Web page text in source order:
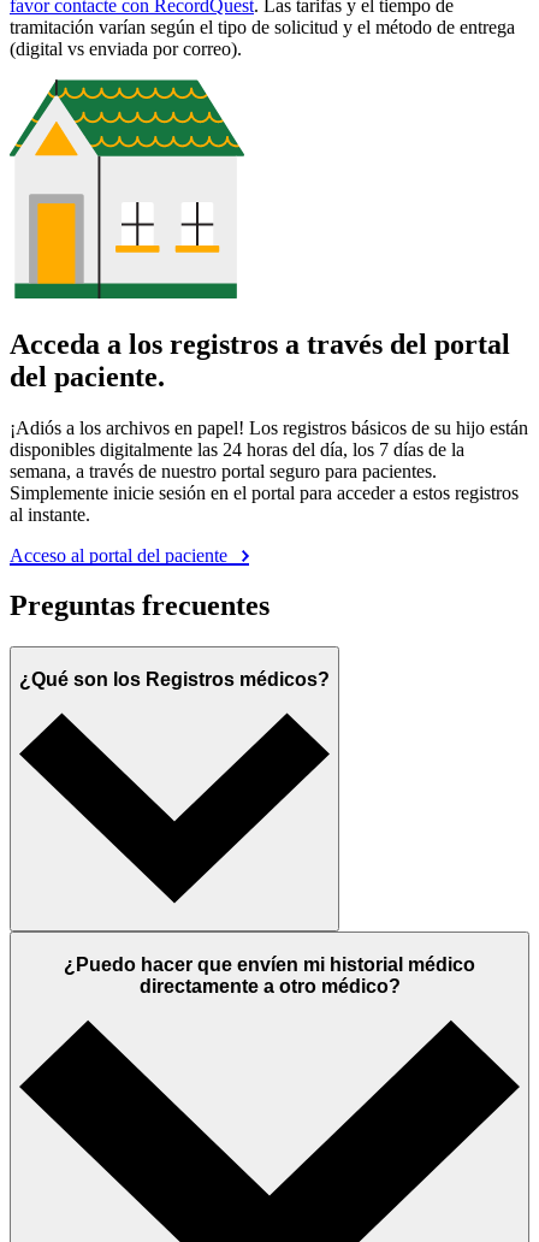
favor contacte con RecordQuest. Las tarifas y el tiempo de
tramitación varían según el tipo de solicitud y el método de entrega
(digital vs enviada por correo).
Acceda a los registros a través del portal
del paciente.
¡Adiós a los archivos en papel! Los registros básicos de su hijo están
disponibles digitalmente las 24 horas del día, los 7 días de la
semana, a través de nuestro portal seguro para pacientes.
Simplemente inicie sesión en el portal para acceder a estos registros
al instante.
Acceso al portal del paciente
Preguntas frecuentes
¿Qué son los Registros médicos?
¿Puedo hacer que envíen mi historial médico
directamente a otro médico?